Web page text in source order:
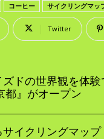
コーヒー サイクリングマッ
Twitter
ドの世界観を体
都』がオープン
イクリングマップ